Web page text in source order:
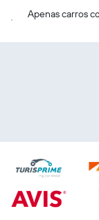
Apenas carros